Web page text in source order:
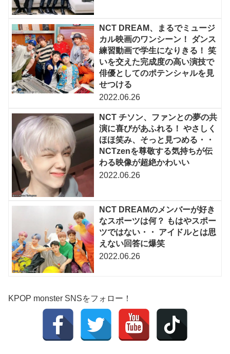
NCT DREAM、まるでミュージ
カル映画のワンシーン！ ダンス
練習動画で学生になりきる！ 笑
いを交えた完成度の高い演技で
俳優としてのポテンシャルを見
せつける
2022.06.26
NCT チソン、ファンとの夢の共
演に喜びがあふれる！ やさしく
ほほ笑み、そっと見つめる・・
NCTzenを尊敬する気持ちが伝
わる映像が超絶かわいい
2022.06.26
NCT DREAMのメンバーが好き
なスポーツは何？ もはやスポー
ツではない・・ アイドルとは思
えない回答に爆笑
2022.06.26
KPOP monster SNSをフォロー！